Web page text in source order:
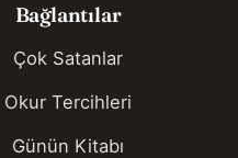
Bağlantılar
Çok Satanlar
Okur Tercihleri
Günün Kitabı